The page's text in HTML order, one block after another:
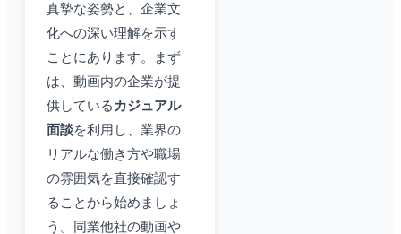
真摯な姿勢と、企業文
化への深い理解を示す
ことにあります。まず
は、動画内の企業が提
供している カジュアル
面談を利用し、業界の
リアルな働き方や職場
の雰囲気を直接確認す
ることから始めましょ
う。同業他社の動画や